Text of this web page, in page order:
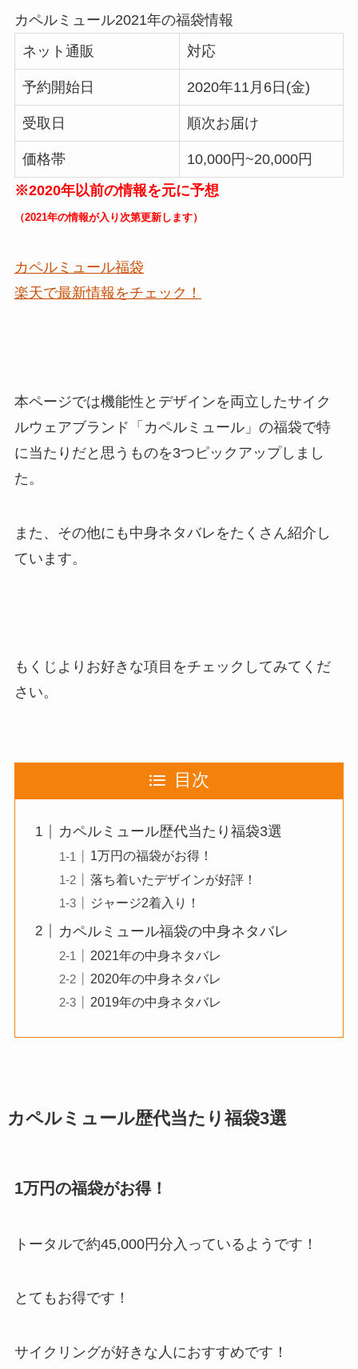
カペルミュール2021年の福袋情報
ネット通販
対応
予約開始日 2020年11月6日(金)
受取日 順次お届け
価格帯
10,000円~20,000円
※2020年以前の情報を元に予想
（2021年の情報が入り次第更新します）
カペルミュール福袋
楽天で最新情報をチェック！
本ページでは機能性とデザインを両立したサイク
ルウェアブランド「カペルミュール」の福袋で特
に当たりだと思うものを3つピックアップしまし
た。
また、その他にも 中身ネタバレをたくさん紹介 し
ています。
もくじよりお好きな項目をチェックしてみてくだ
さい。
目次
カペルミュール歴代当たり福袋3選
1万円の福袋がお得！
落ち着いたデザインが好評！
ジャージ2着入り！
カペルミュール福袋の中身ネタバレ
2021年の中身ネタバレ
2020年の中身ネタバレ
2019年の中身ネタバレ
カペルミュール歴代当たり福袋3選
1万円の福袋がお得！
トータルで約45,000円分入っているようです！
とてもお得です！
サイクリングが好きな人におすすめです！